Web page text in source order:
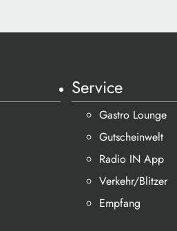
Service
Gastro Lounge
Gutscheinwelt
Radio IN App
Verkehr/Blitzer
Empfang